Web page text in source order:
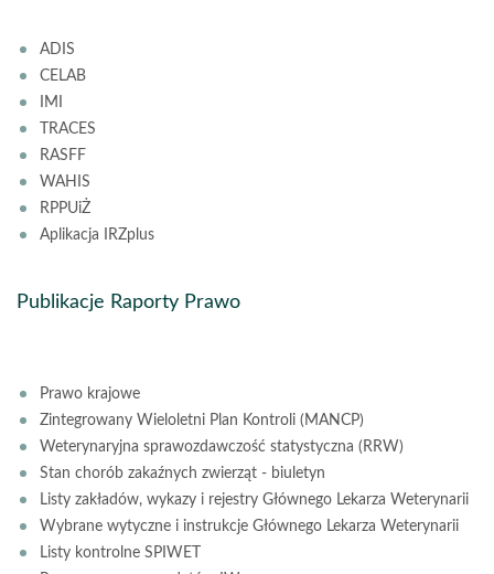
ADIS
CELAB
IMI
TRACES
RASFF
WAHIS
RPPUiŻ
Aplikacja IRZplus
Publikacje Raporty Prawo
Prawo krajowe
Zintegrowany Wieloletni Plan Kontroli (MANCP)
Weterynaryjna sprawozdawczość statystyczna (RRW)
Stan chorób zakaźnych zwierząt - biuletyn
Listy zakładów, wykazy i rejestry Głównego Lekarza Weterynarii
Wybrane wytyczne i instrukcje Głównego Lekarza Weterynarii
Listy kontrolne SPIWET